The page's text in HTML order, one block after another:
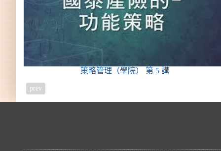
策略管理（學院） 第 5 講
prev